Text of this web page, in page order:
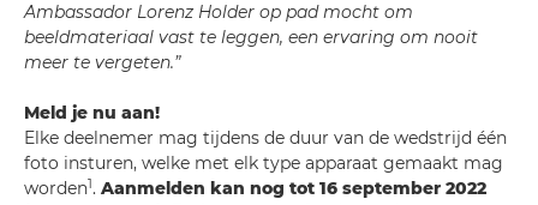
Ambassador Lorenz Holder op pad mocht om
beeldmateriaal vast te leggen, een ervaring om nooit
meer te vergeten.”
Meld je nu aan!
Elke deelnemer mag tijdens de duur van de wedstrijd één
foto insturen, welke met elk type apparaat gemaakt mag
worden1. Aanmelden kan nog tot 16 september 2022